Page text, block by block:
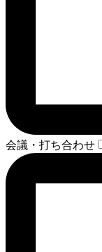
会議・打ち合わせ